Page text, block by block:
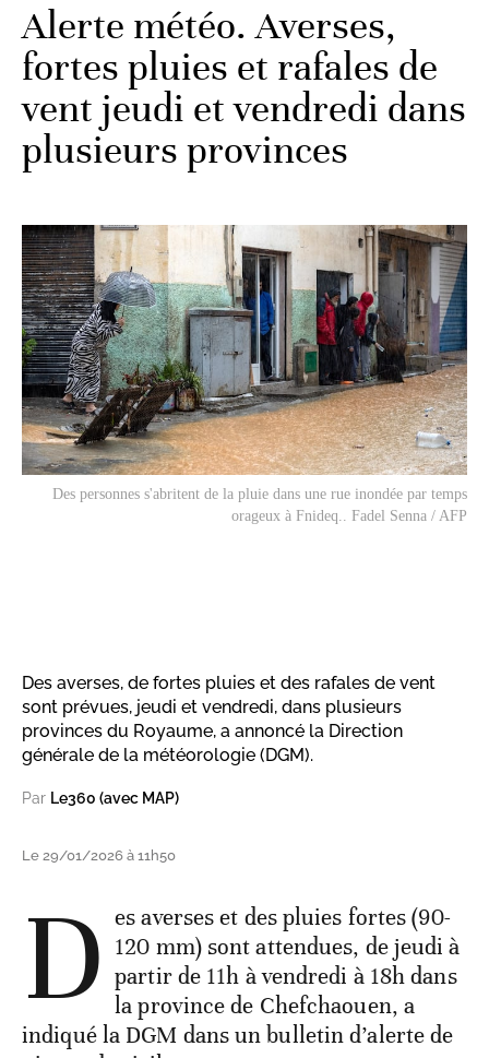
Alerte météo. Averses,
fortes pluies et rafales de
vent jeudi et vendredi dans
plusieurs provinces
Des personnes s'abritent de la pluie dans une rue inondée par temps
orageux à Fnideq.. Fadel Senna / AFP
Des averses, de fortes pluies et des rafales de vent
sont prévues, jeudi et vendredi, dans plusieurs
provinces du Royaume, a annoncé la Direction
générale de la météorologie (DGM).
Par Le360 (avec MAP)
Le 29/01/2026 à 11h50
D es averses et des pluies fortes (90-
120 mm) sont attendues, de jeudi à
partir de 11h à vendredi à 18h dans
la province de Chefchaouen, a
indiqué la DGM dans un bulletin d’alerte de